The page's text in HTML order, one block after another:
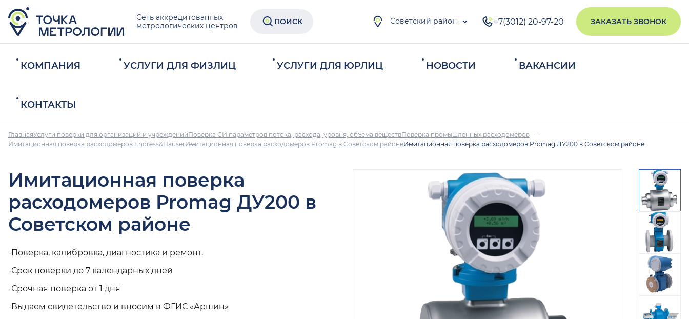
Сеть аккредитованных
метрологических центров
ПОИСК Советский район +7(3012) 20-97-20 ЗАКАЗАТЬ ЗВОНОК
КОМПАНИЯ УСЛУГИ ДЛЯ ФИЗЛИЦ УСЛУГИ ДЛЯ ЮРЛИЦ НОВОСТИ ВАКАНСИИ
КОНТАКТЫ
ГлавнаяУслуги поверки для организаций и учрежденийПоверка СИ параметров потока, расхода, уровня, объема веществПоверка промышленных расходомеров
Имитационная поверка расходомеров Endress&HauserИмитационная поверка расходомеров Promag в Советском районеИмитационная поверка расходомеров Promag ДУ200 в Советском районе
Имитационная поверка
расходомеров Promag ДУ200 в
Советском районе
-Поверка, калибровка, диагностика и ремонт.
-Срок поверки до 7 календарных дней
-Срочная поверка от 1 дня
-Выдаем свидетельство и вносим в ФГИС «Аршин»